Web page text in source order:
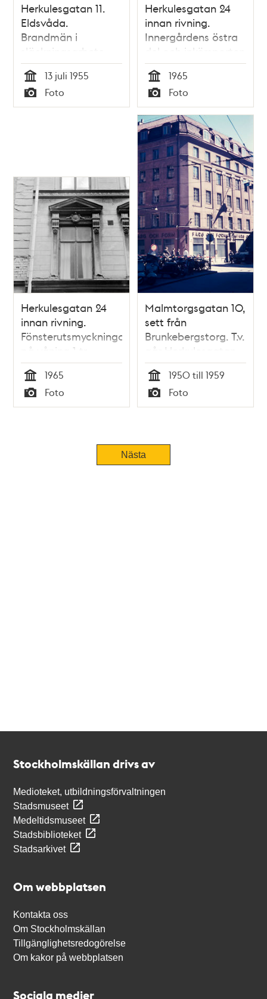
Herkulesgatan 11.
Eldsvåda.
Brandmän i
släckningsarbete
Tid
13 juli 1955
Typ
Foto
Herkulesgatan 24
innan rivning.
Innergårdens östra
del och inkörsporten
till garaget från
gatan
Tid
1965
Typ
Foto
Herkulesgatan 24
innan rivning.
Fönsterutsmyckningar
på våning 1 tr,
mittaxeln ovanför
portgången.
Västligaste
fönsteraxeln
Tid
1965
Typ
Foto
Malmtorgsgatan 10,
sett från
Brunkebergstorg. T.v.
går Herkulesgatan
österut. Nuvarande
södra delen av
Gallerian
Tid
1950 till 1959
Typ
Foto
Nästa
Stockholmskällan drivs av
Medioteket, utbildningsförvaltningen
Stadsmuseet
Medeltidsmuseet
Stadsbiblioteket
Stadsarkivet
Om webbplatsen
Kontakta oss
Om Stockholmskällan
Tillgänglighetsredogörelse
Om kakor på webbplatsen
Sociala medier